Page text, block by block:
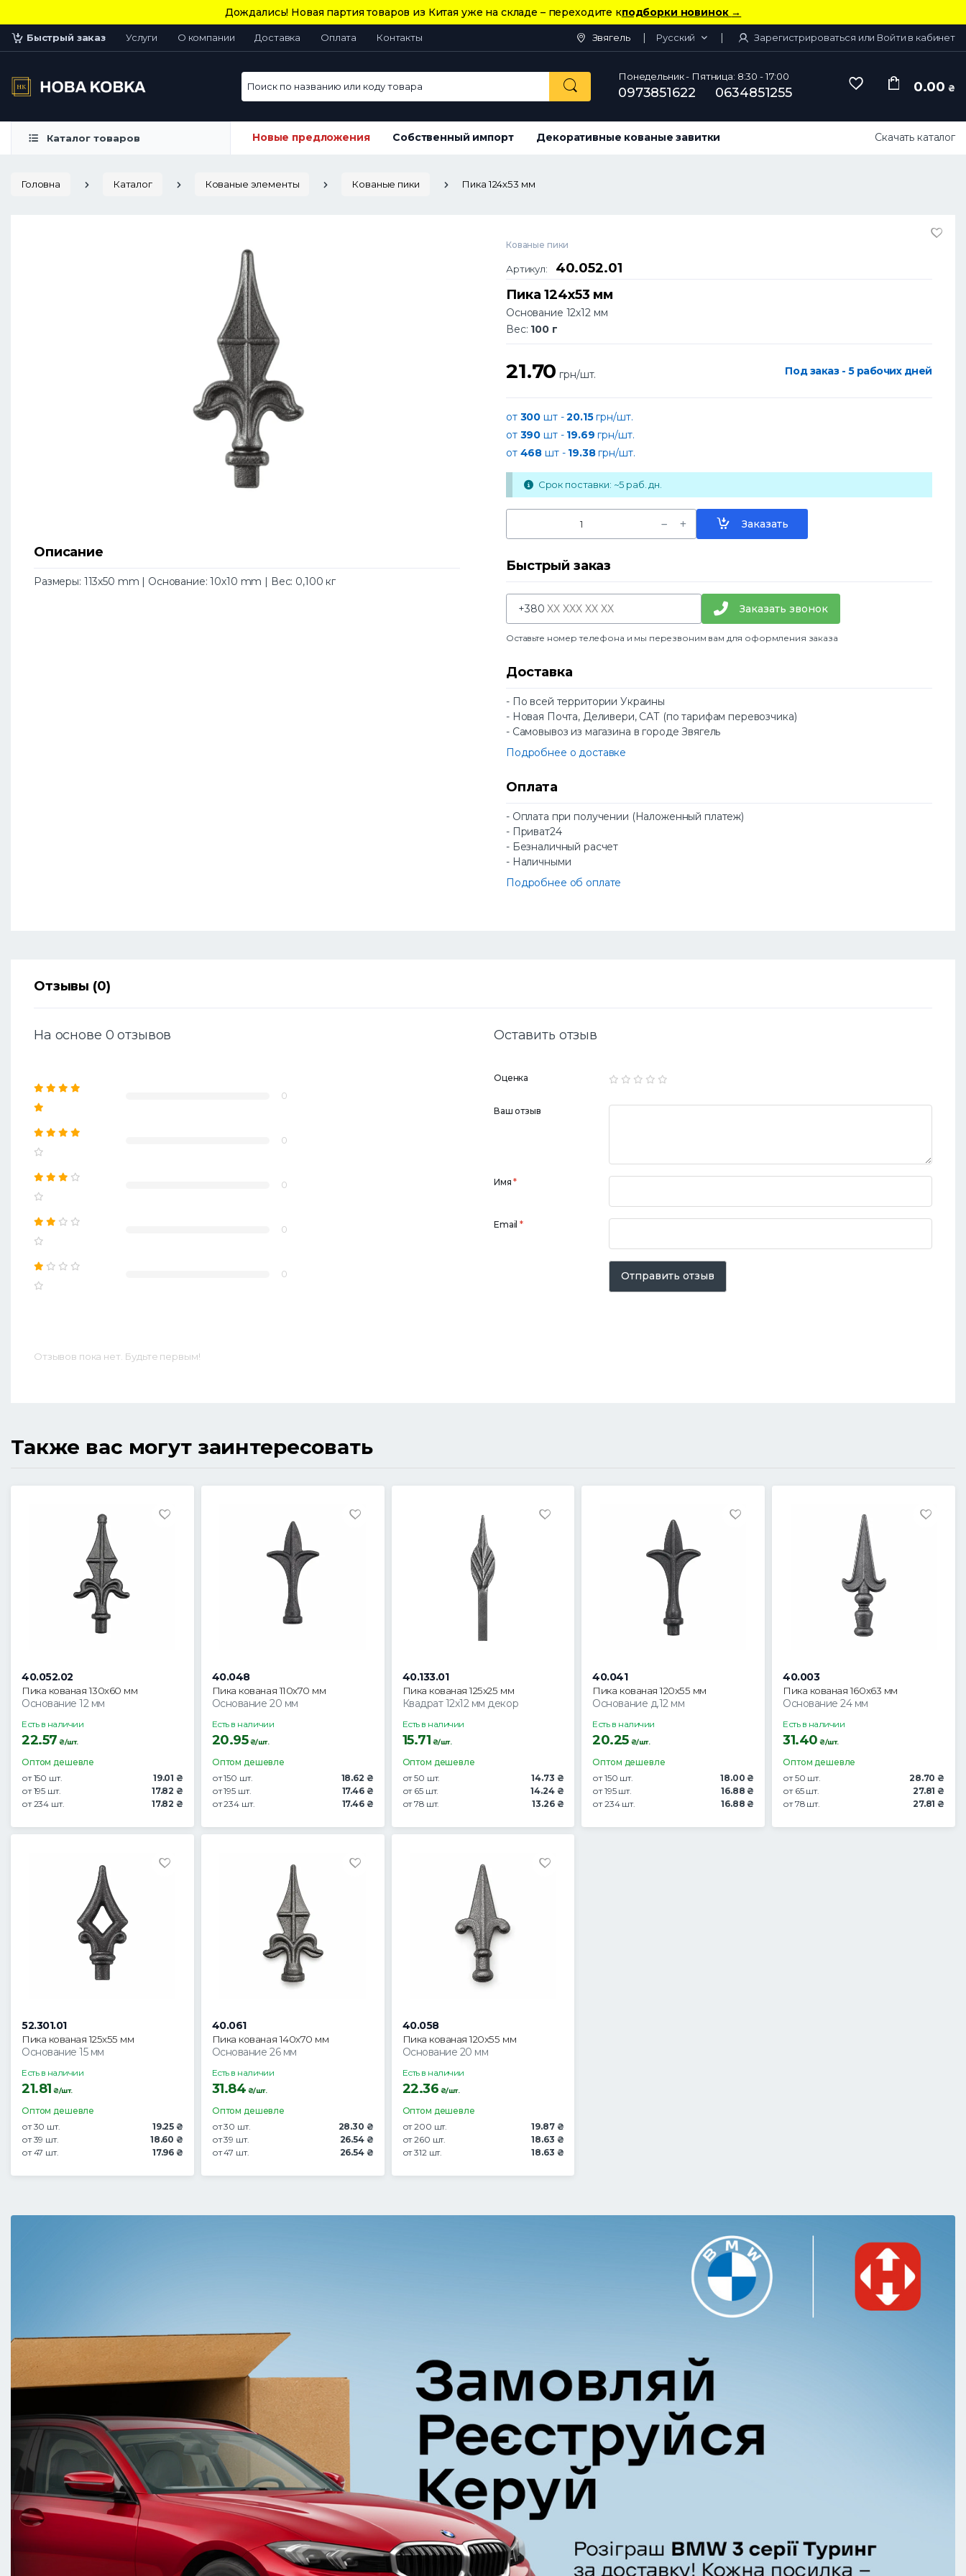
Дождались! Новая партия товаров из Китая уже на складе – переходите кподборки новинок →
Быстрый заказ Услуги О компании Доставка Оплата Контакты Звягель Русский Зарегистрироваться или Войти в кабинет
Поиск по названию или коду товара Понедельник - Пятница: 8:30 - 17:00
0973851622 0634851255 0.00 ₴
Каталог товаров Новые предложения Собственный импорт Декоративные кованые завитки Скачать каталог
Головна Каталог Кованые элементы Кованые пики Пика 124х53 мм
Описание
Размеры: 113х50 mm | Основание: 10х10 mm | Вес: 0,100 кг
Кованые пики
Артикул:
40.052.01
Пика 124х53 мм
Основание 12х12 мм
Вес: 100 г
21.70 грн/шт. Под заказ - 5 рабочих дней
от 300 шт -20.15грн/шт.
от 390 шт - 19.69 грн/шт.
от 468 шт - 19.38грн/шт.
Срок поставки: ~5 раб. дн.
Заказать
Быстрый заказ
+380 Заказать звонок
Оставьте номер телефона и мы перезвоним вам для оформления заказа
Доставка
- По всей территории Украины
- Новая Почта, Деливери, САТ (по тарифам перевозчика)
- Самовывоз из магазина в городе Звягель
Подробнее о доставке
Оплата
- Оплата при получении (Наложенный платеж)
- Приват24
- Безналичный расчет
- Наличными
Подробнее об оплате
Отзывы (0)
На основе 0 отзывов
0
0
0
0
0
Оставить отзыв
Оценка
Ваш отзыв
Имя*
Email*
Отправить отзыв
Отзывов пока нет. Будьте первым!
Также вас могут заинтересовать
40.052.02
Пика кованая 130х60 мм
Основание 12 мм
Есть в наличии
22.57 ₴/шт.
Оптом дешевле
от 150 шт.
19.01 ₴
от 195 шт.
17.82 ₴
от 234 шт.
17.82 ₴
40.048
Пика кованая 110х70 мм
Основание 20 мм
Есть в наличии
20.95₴/шт.
Оптом дешевле
от 150 шт.
18.62 ₴
от 195 шт.
17.46 ₴
от 234 шт.
17.46 ₴
40.133.01
Пика кованая 125х25 мм
Квадрат 12х12 мм декор
Есть в наличии
15.71 ₴/шт.
Оптом дешевле
от 50 шт.
14.73 ₴
от 65 шт.
14.24 ₴
от 78 шт.
13.26 ₴
40.041
Пика кованая 120х55 мм
Основание д.12 мм
Есть в наличии
20.25 ₴/шт.
Оптом дешевле
от 150 шт.
18.00 ₴
от 195 шт.
16.88 ₴
от 234 шт.
16.88 ₴
40.003
Пика кованая 160х63 мм
Основание 24 мм
Есть в наличии
31.40 ₴/шт.
Оптом дешевле
от 50 шт.
28.70 ₴
от 65 шт.
27.81 ₴
от 78 шт.
27.81 ₴
52.301.01
Пика кованая 125х55 мм
Основание 15 мм
Есть в наличии
21.81 ₴/шт.
Оптом дешевле
от 30 шт.
19.25 ₴
от 39 шт.
18.60 ₴
от 47 шт.
17.96 ₴
40.061
Пика кованая 140х70 мм
Основание 26 мм
Есть в наличии
31.84 ₴/шт.
Оптом дешевле
от 30 шт.
28.30 ₴
от 39 шт.
26.54 ₴
от 47 шт.
26.54 ₴
40.058
Пика кованая 120х55 мм
Основание 20 мм
Есть в наличии
22.36 ₴/шт.
Оптом дешевле
от 200 шт.
19.87 ₴
от 260 шт.
18.63 ₴
от 312 шт.
18.63 ₴